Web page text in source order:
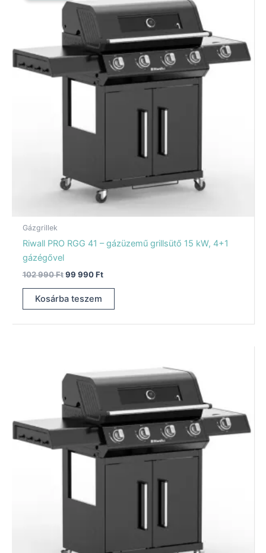
Gázgrillek
Riwall PRO RGG 41 – gázüzemű grillsütő 15 kW, 4+1
gázégővel
102 990Ft
102
990 Ft.
99 990Ft
99
990 Ft.
Kosárba teszem